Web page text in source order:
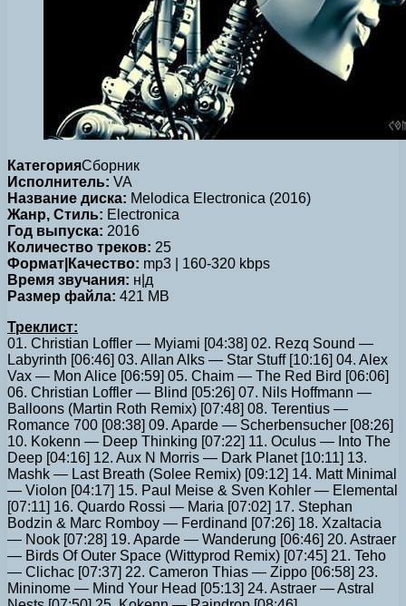
КатегорияСборник
Исполнитель: VA
Название диска: Melodica Electronica (2016)
Жанр, Стиль: Electronica
Год выпуска: 2016
Количество треков: 25
Формат|Качество: mp3 | 160-320 kbps
Время звучания: н|д
Размер файла: 421 MB
Треклист:
01. Christian Loffler — Myiami [04:38] 02. Rezq Sound —
Labyrinth [06:46] 03. Allan Alks — Star Stuff [10:16] 04. Alex
Vax — Mon Alice [06:59] 05. Chaim — The Red Bird [06:06]
06. Christian Loffler — Blind [05:26] 07. Nils Hoffmann —
Balloons (Martin Roth Remix) [07:48] 08. Terentius —
Romance 700 [08:38] 09. Aparde — Scherbensucher [08:26]
10. Kokenn — Deep Thinking [07:22] 11. Oculus — Into The
Deep [04:16] 12. Aux N Morris — Dark Planet [10:11] 13.
Mashk — Last Breath (Solee Remix) [09:12] 14. Matt Minimal
— Violon [04:17] 15. Paul Meise & Sven Kohler — Elemental
[07:11] 16. Quardo Rossi — Maria [07:02] 17. Stephan
Bodzin & Marc Romboy — Ferdinand [07:26] 18. Xzaltacia
— Nook [07:28] 19. Aparde — Wanderung [06:46] 20. Astraer
— Birds Of Outer Space (Wittyprod Remix) [07:45] 21. Teho
— Clichac [07:37] 22. Cameron Thias — Zippo [06:58] 23.
Mininome — Mind Your Head [05:13] 24. Astraer — Astral